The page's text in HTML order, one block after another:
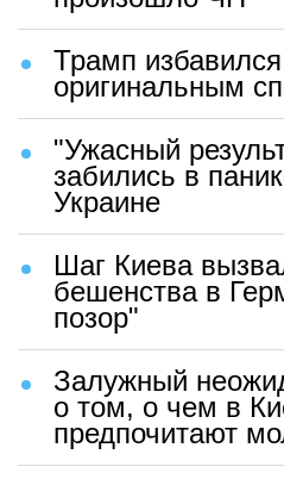
Трамп
оригинальным
"Ужасный
забились в
Украине
Шаг Киева
бешенства в
позор"
Залужный
о том, о чем в
предпочитают